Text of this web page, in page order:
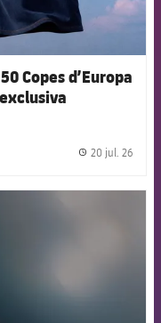
Copes d’Europa
20 jul. 26